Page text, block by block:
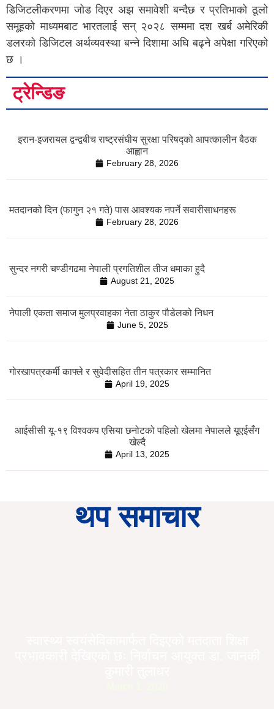
ट्रेन्डिङ
इरान-इजरायल द्वन्द्वबीच राष्ट्रसंघीय सुरक्षा परिषद्को आपत्कालीन बैठक
आह्वान
February 28, 2026
मतदानको दिन (फागुन २१ गते) पास आवश्यक नपर्ने सवारीसाधनहरू
February 28, 2026
सुन्दर नगरी चण्डीगढमा नेपाली प्रगतिशील तीज धमाका हुदै
August 21, 2025
नेपाली एकता समाज मुलप्रवाहका नेता ठाकुर पौडेलको निधन
June 5, 2025
गोरखापत्रकर्मी काफ्ले र सुवेदीसहित तीन पत्रकार सम्मानित
April 19, 2025
आईसीसी यू-१९ विश्वकप एसिया छनोटको पहिलो खेलमा नेपालले यूएईसँग
खेल्दै
April 13, 2025
डिजिटलीकरणमा जोड दिएर अझ समावेशी बन्दैछ र प्रतिभाको ठूलो
समूहको माध्यमबाट भारतलाई सन् २०२८ सम्ममा दश खर्ब अमेरिकी
डलरको डिजिटल अर्थव्यवस्था बन्ने दिशामा अघि बढ्ने अपेक्षा गरिएको
छ ।
थप समाचार